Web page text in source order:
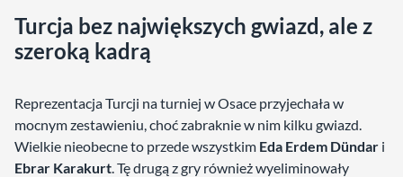
Turcja bez największych gwiazd, ale z
szeroką kadrą
Reprezentacja Turcji na turniej w Osace przyjechała w
mocnym zestawieniu, choć zabraknie w nim kilku gwiazd.
Wielkie nieobecne to przede wszystkim Eda Erdem Dündar i
Ebrar Karakurt. Tę drugą z gry również wyeliminowały